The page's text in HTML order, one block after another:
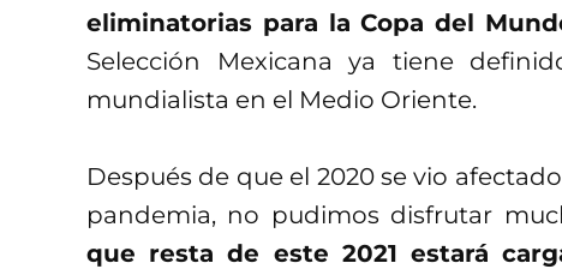
eliminatorias para la Copa del
Selección Mexicana ya tiene
mundialista en el Medio Oriente.
Después de que el 2020 se vio
pandemia, no pudimos disfrutar
que resta de este 2021 estará